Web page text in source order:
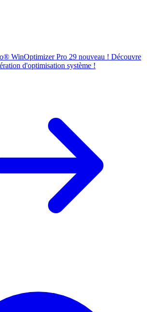
® WinOptimizer Pro 29 nouveau ! Découvre
d'optimisation système !